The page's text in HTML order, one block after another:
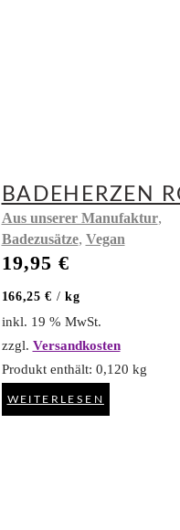
BADEHERZEN
Aus unserer Manufaktur,
Badezusätze, Vegan
19,95€
166,25€ /kg
inkl. 19 % MwSt.
zzgl. Versandkosten
Produkt enthält: 0,120 kg
WEITERLESEN